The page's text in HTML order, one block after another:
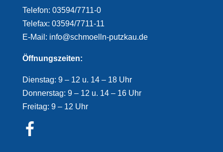
Telefon: 03594/7711-0
Telefax: 03594/7711-11
E-Mail: info@schmoelln-putzkau.de
Öffnungszeiten:
Dienstag: 9 – 12 u. 14 – 18 Uhr
Donnerstag: 9 – 12 u. 14 – 16 Uhr
Freitag: 9 – 12 Uhr